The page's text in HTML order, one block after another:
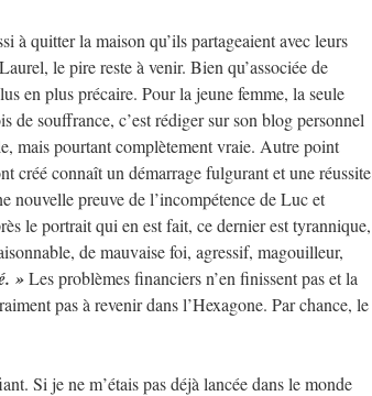
à quitter la maison qu’ils partageaient avec leurs
le pire reste à venir. Bien qu’associée de
en plus précaire. Pour la jeune femme, la seule
de souffrance, c’est rédiger sur son blog personnel
mais pourtant complètement vraie. Autre point
connaît un démarrage fulgurant et une réussite
nouvelle preuve de l’incompétence de Luc et
le portrait qui en est fait, ce dernier est tyrannique,
de mauvaise foi, agressif, magouilleur,
»Les problèmes financiers n’en finissent pas et la
pas à revenir dans l’Hexagone. Par chance, le
Si je ne m’étais pas déjà lancée dans le monde